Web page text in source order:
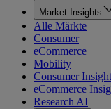
Market Insights
Alle Märkte
Consumer
eCommerce
Mobility
Consumer
eCommerce
Research AI